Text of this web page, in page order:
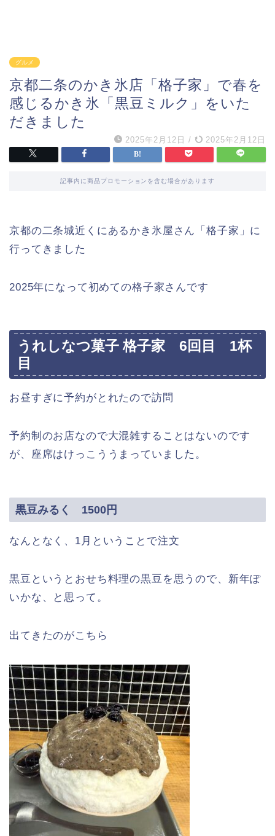
グルメ
京都二条のかき氷店「格子家」で春を
感じるかき氷「黒豆ミルク」をいた
だきました
2025年2月12日 / 2025年2月12日
記事内に商品プロモーションを含む場合があります
京都の二条城近くにあるかき氷屋さん「格子家」に
行ってきました
2025年になって初めての格子家さんです
うれしなつ菓子 格子家 6回目 1杯
目
お昼すぎに予約がとれたので訪問
予約制のお店なので大混雑することはないのです
が、座席はけっこううまっていました。
黒豆みるく 1500円
なんとなく、1月ということで注文
黒豆というとおせち料理の黒豆を思うので、新年ぽ
いかな、と思って。
出てきたのがこちら